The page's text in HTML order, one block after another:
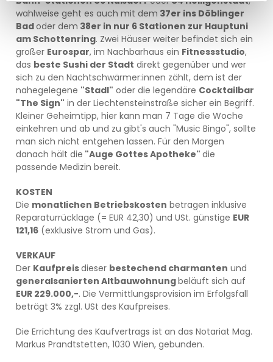
wahlweise geht es auch mit dem 37er ins Döblinger
Badoder dem 38er in nur 6 Stationen zur Hauptuni
am Schottenring. Zwei Häuser weiter befindet sich ein
großer Eurospar, im Nachbarhaus ein Fitnessstudio,
das beste Sushi der Stadt direkt gegenüber und wer
sich zu den Nachtschwärmer:innen zählt, dem ist der
nahegelegene "Stadl" oder die legendäre Cocktailbar
"The Sign" in der Liechtensteinstraße sicher ein Begriff.
Kleiner Geheimtipp, hier kann man 7 Tage die Woche
einkehren und ab und zu gibt's auch "Music Bingo", sollte
man sich nicht entgehen lassen. Für den Morgen
danach hält die "Auge Gottes Apotheke" die
passende Medizin bereit.
KOSTEN
Die monatlichen Betriebskosten betragen inklusive
Reparaturrücklage (= EUR 42,30) und USt. günstige EUR
121,16(exklusive Strom und Gas).
VERKAUF
Der Kaufpreisdieser bestechend charmanten und
generalsanierten Altbauwohnungbeläuft sich auf
EUR 229.000,-. Die Vermittlungsprovision im Erfolgsfall
beträgt 3% zzgl. USt des Kaufpreises.
Die Errichtung des Kaufvertrags ist an das Notariat Mag.
Markus Prandtstetten, 1030 Wien, gebunden.